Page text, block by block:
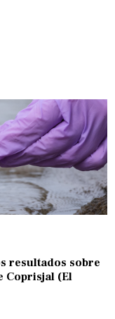
resultados sobre
Coprisjal (El